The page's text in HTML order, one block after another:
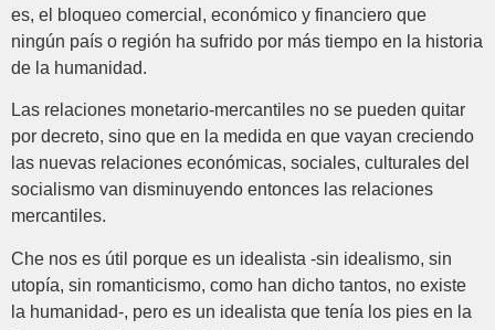
es, el bloqueo comercial, económico y financiero que
ningún país o región ha sufrido por más tiempo en la historia
de la humanidad.
Las relaciones monetario-mercantiles no se pueden quitar
por decreto, sino que en la medida en que vayan creciendo
las nuevas relaciones económicas, sociales, culturales del
socialismo van disminuyendo entonces las relaciones
mercantiles.
Che nos es útil porque es un idealista -sin idealismo, sin
utopía, sin romanticismo, como han dicho tantos, no existe
la humanidad-, pero es un idealista que tenía los pies en la